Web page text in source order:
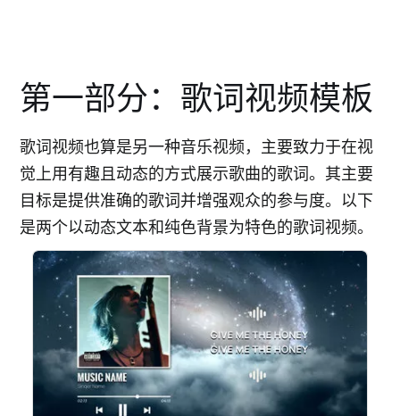
第一部分：歌词视频模板
歌词视频也算是另一种音乐视频，主要致力于在视
觉上用有趣且动态的方式展示歌曲的歌词。其主要
目标是提供准确的歌词并增强观众的参与度。以下
是两个以动态文本和纯色背景为特色的歌词视频。